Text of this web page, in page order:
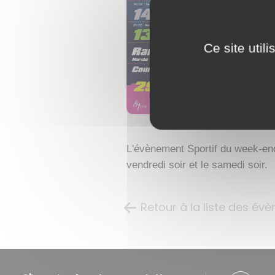
L'évènement Sportif du week-
vendredi soir et le samedi soir.
Retour à la liste des
Ce site